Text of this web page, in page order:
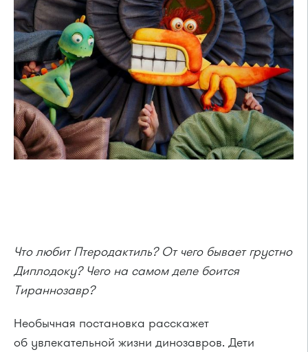
Что любит Птеродактиль? От чего бывает грустно
Диплодоку? Чего на самом деле боится
Тираннозавр?
Необычная постановка расскажет
об увлекательной жизни динозавров. Дети